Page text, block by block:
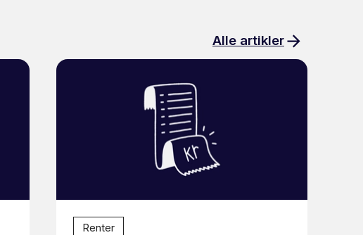
Alle artikler
Renter